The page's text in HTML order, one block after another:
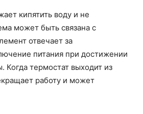
кипятить воду и не
может быть связана с
отвечает за
питания при достижении
Когда термостат выходит из
работу и может